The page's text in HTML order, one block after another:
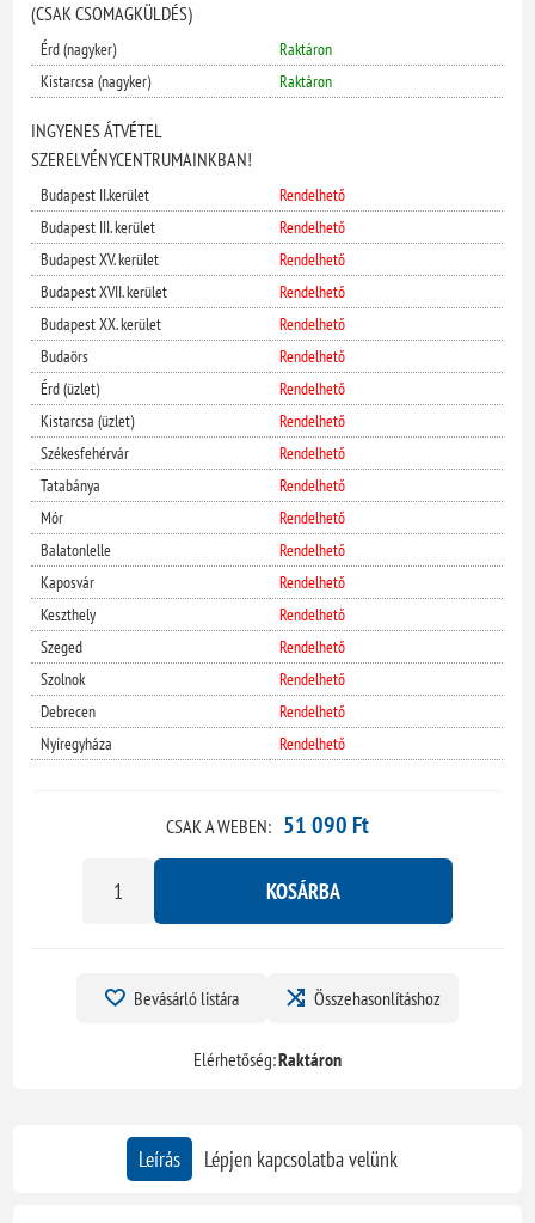
(CSAK CSOMAGKÜLDÉS)
Érd (nagyker)
Raktáron
Kistarcsa (nagyker)
Raktáron
INGYENES ÁTVÉTEL
SZERELVÉNYCENTRUMAINKBAN!
Budapest II.kerület
Rendelhető
Budapest III. kerület
Rendelhető
Budapest XV. kerület
Rendelhető
Budapest XVII. kerület
Rendelhető
Budapest XX. kerület
Rendelhető
Budaörs
Rendelhető
Érd (üzlet)
Rendelhető
Kistarcsa (üzlet)
Rendelhető
Székesfehérvár
Rendelhető
Tatabánya
Rendelhető
Mór
Rendelhető
Balatonlelle
Rendelhető
Kaposvár
Rendelhető
Keszthely
Rendelhető
Szeged
Rendelhető
Szolnok
Rendelhető
Debrecen
Rendelhető
Nyíregyháza
Rendelhető
CSAK A WEBEN: 51 090 Ft
KOSÁRBA
Bevásárló listára Összehasonlításhoz
Elérhetőség:Raktáron
Leírás Lépjen kapcsolatba velünk